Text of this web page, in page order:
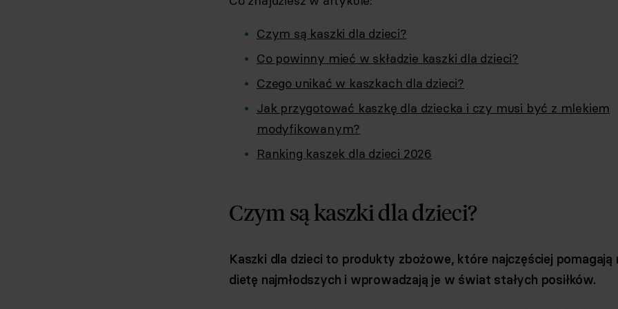
Czym są kaszki dla dzieci?
Co powinny mieć w składzie kaszki dla dzieci?
Czego unikać w kaszkach dla dzieci?
Jak przygotować kaszkę dla dziecka i czy musi być z mlekiem
modyfikowanym?
Ranking kaszek dla dzieci 2026
Czym są kaszki dla dzieci?
Kaszki dla dzieci to produkty zbożowe, które najczęściej pomagają
dietę najmłodszych i wprowadzają je w świat stałych posiłków.